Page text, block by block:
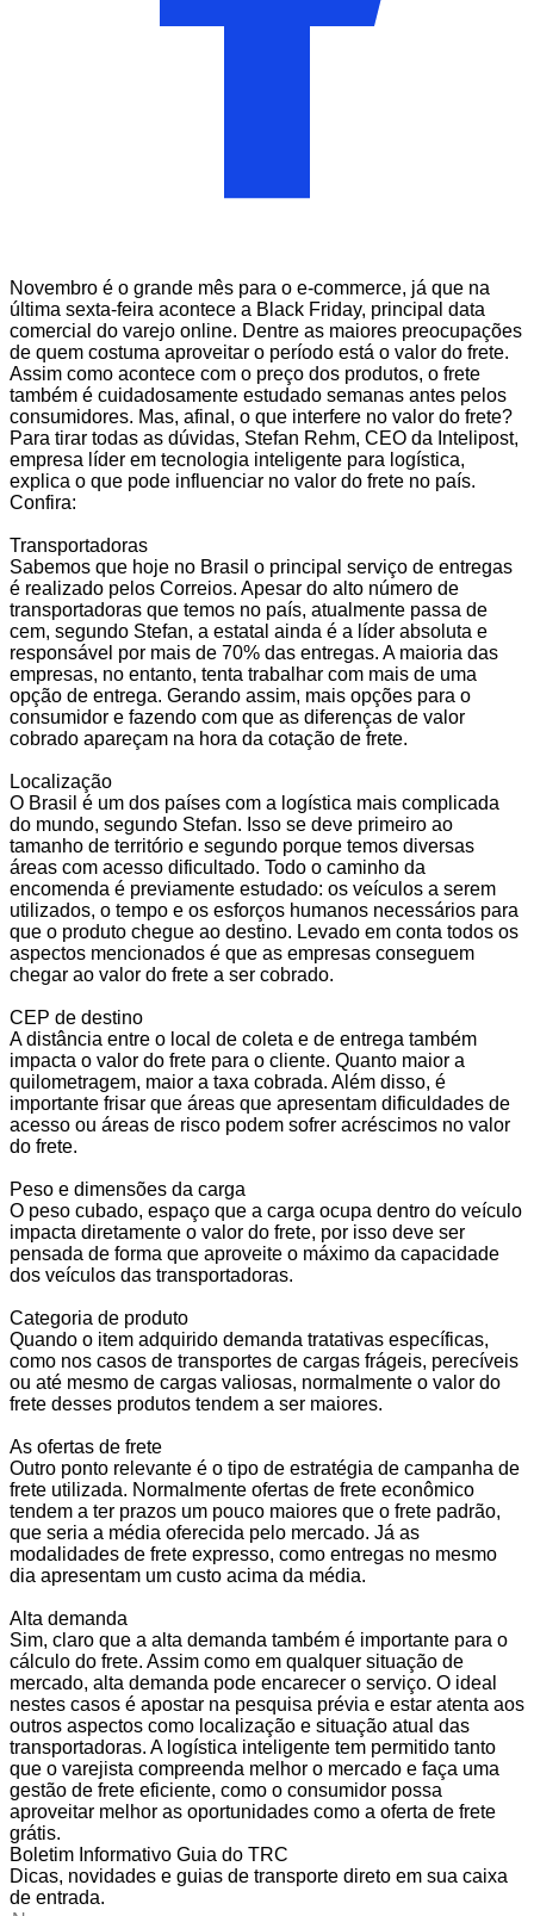
Novembro é o grande mês para o e-commerce, já que na
última sexta-feira acontece a Black Friday, principal data
comercial do varejo online. Dentre as maiores preocupações
de quem costuma aproveitar o período está o valor do frete.
Assim como acontece com o preço dos produtos, o frete
também é cuidadosamente estudado semanas antes pelos
consumidores. Mas, afinal, o que interfere no valor do frete?
Para tirar todas as dúvidas, Stefan Rehm, CEO da Intelipost,
empresa líder em tecnologia inteligente para logística,
explica o que pode influenciar no valor do frete no país.
Confira:
Transportadoras
Sabemos que hoje no Brasil o principal serviço de entregas
é realizado pelos Correios. Apesar do alto número de
transportadoras que temos no país, atualmente passa de
cem, segundo Stefan, a estatal ainda é a líder absoluta e
responsável por mais de 70% das entregas. A maioria das
empresas, no entanto, tenta trabalhar com mais de uma
opção de entrega. Gerando assim, mais opções para o
consumidor e fazendo com que as diferenças de valor
cobrado apareçam na hora da cotação de frete.
Localização
O Brasil é um dos países com a logística mais complicada
do mundo, segundo Stefan. Isso se deve primeiro ao
tamanho de território e segundo porque temos diversas
áreas com acesso dificultado. Todo o caminho da
encomenda é previamente estudado: os veículos a serem
utilizados, o tempo e os esforços humanos necessários para
que o produto chegue ao destino. Levado em conta todos os
aspectos mencionados é que as empresas conseguem
chegar ao valor do frete a ser cobrado.
CEP de destino
A distância entre o local de coleta e de entrega também
impacta o valor do frete para o cliente. Quanto maior a
quilometragem, maior a taxa cobrada. Além disso, é
importante frisar que áreas que apresentam dificuldades de
acesso ou áreas de risco podem sofrer acréscimos no valor
do frete.
Peso e dimensões da carga
O peso cubado, espaço que a carga ocupa dentro do veículo
impacta diretamente o valor do frete, por isso deve ser
pensada de forma que aproveite o máximo da capacidade
dos veículos das transportadoras.
Categoria de produto
Quando o item adquirido demanda tratativas específicas,
como nos casos de transportes de cargas frágeis, perecíveis
ou até mesmo de cargas valiosas, normalmente o valor do
frete desses produtos tendem a ser maiores.
As ofertas de frete
Outro ponto relevante é o tipo de estratégia de campanha de
frete utilizada. Normalmente ofertas de frete econômico
tendem a ter prazos um pouco maiores que o frete padrão,
que seria a média oferecida pelo mercado. Já as
modalidades de frete expresso, como entregas no mesmo
dia apresentam um custo acima da média.
Alta demanda
Sim, claro que a alta demanda também é importante para o
cálculo do frete. Assim como em qualquer situação de
mercado, alta demanda pode encarecer o serviço. O ideal
nestes casos é apostar na pesquisa prévia e estar atenta aos
outros aspectos como localização e situação atual das
transportadoras. A logística inteligente tem permitido tanto
que o varejista compreenda melhor o mercado e faça uma
gestão de frete eficiente, como o consumidor possa
aproveitar melhor as oportunidades como a oferta de frete
grátis.
Boletim Informativo Guia do TRC
Dicas, novidades e guias de transporte direto em sua caixa
de entrada.